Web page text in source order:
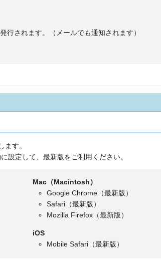
行されます。（メールでも通知されます）
す。
設定して、最新版をご利用ください。
Mac（Macintosh）
Google Chrome（最新版）
Safari（最新版）
Mozilla Firefox（最新版）
iOS
Mobile Safari（最新版）